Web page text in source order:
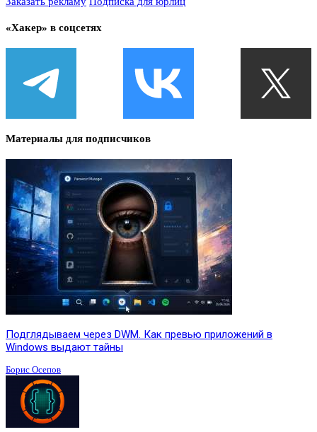
«Хакер» в соцсетях
Материалы для подписчиков
Подглядываем через DWM. Как превью приложений в
Windows выдают тайны
Борис Осепов